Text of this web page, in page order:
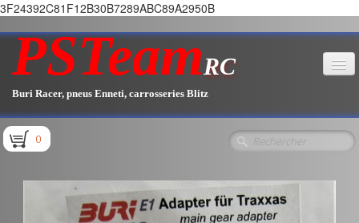
3F24392C81F12B30B7289ABC89A2950B
PSTeamRC
Buri Racer, pneus Enneti, carrosseries Blitz
Accueil
Pièces E1.1 / E1.2
0